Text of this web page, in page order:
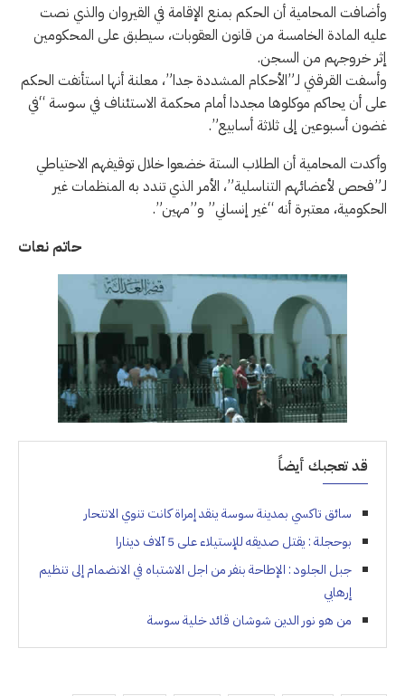
وأضافت المحامية أن الحكم بمنع الإقامة في القيروان والذي نصت
عليه المادة الخامسة من قانون العقوبات، سيطبق على المحكومين
إثر خروجهم من السجن.
وأسفت القرقني لـ”الأحكام المشددة جدا”، معلنة أنها استأنفت الحكم
على أن يحاكم موكلوها مجددا أمام محكمة الاستئناف في سوسة “في
غضون أسبوعين إلى ثلاثة أسابيع”.
وأكدت المحامية أن الطلاب الستة خضعوا خلال توقيفهم الاحتياطي
لـ”فحص لأعضائهم التناسلية”، الأمر الذي تندد به المنظمات غير
الحكومية، معتبرة أنه “غير إنساني” و”مهين”.
حاتم نعات
قد تعجبك أيضاً
سائق تاكسي بمدينة سوسة ينقد إمراة كانت تنوي الانتحار
بوحجلة : يقتل صديقه للإستيلاء على 5 آلاف دينارا
جبل الجلود : الإطاحة بنفر من اجل الاشتباه في الانضمام إلى تنظيم
إرهابي
من هو نور الدين شوشان قائد خلية سوسة